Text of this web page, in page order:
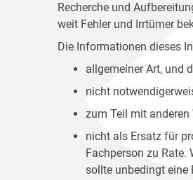
Recherche und
weit Fehler und Irrtümer
Die Informationen dieses
allgemeiner Art, und
nicht
zum Teil mit
nicht als Ersatz für
Fachperson zu Rate.
sollte unbedingt eine